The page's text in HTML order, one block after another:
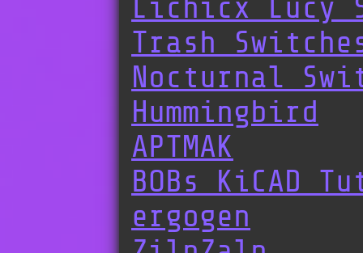
Lichicx Lucy
Trash
Nocturnal
Hummingbird
APTMAK
BOBs KiCAD
ergogen